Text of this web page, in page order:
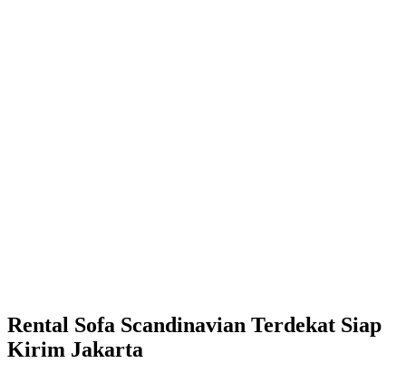
Rental Sofa Scandinavian Terdekat Siap
Kirim Jakarta